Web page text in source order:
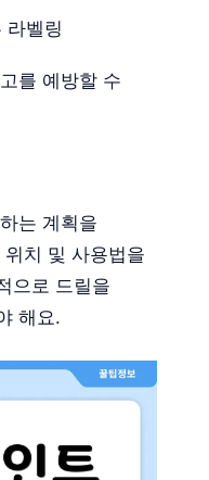
라벨링
를 예방할 수
는 계획을
치 및 사용법을
으로 드릴을
해요.